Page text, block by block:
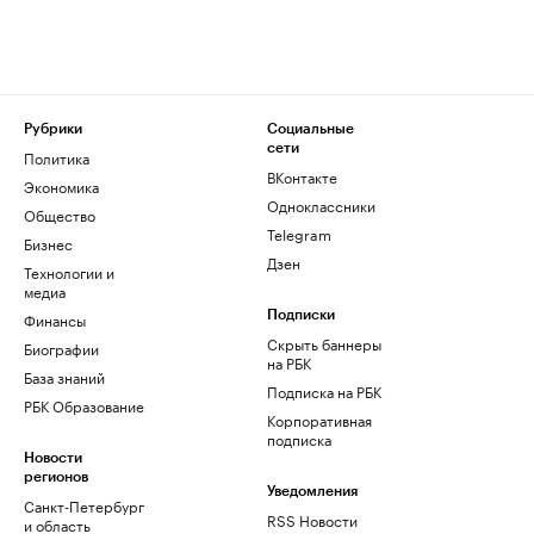
Рубрики
Политика
Экономика
Общество
Бизнес
Технологии и
медиа
Финансы
Биографии
База знаний
РБК Образование
Новости
регионов
Санкт-Петербург
и область
Социальные
сети
ВКонтакте
Одноклассники
Telegram
Дзен
Подписки
Скрыть баннеры
на РБК
Подписка на РБК
Корпоративная
подписка
Уведомления
RSS Новости